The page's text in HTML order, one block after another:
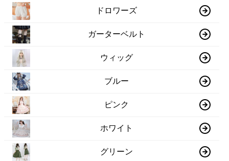
ドロワーズ
ガーターベルト
ウィッグ
ブルー
ピンク
ホワイト
グリーン